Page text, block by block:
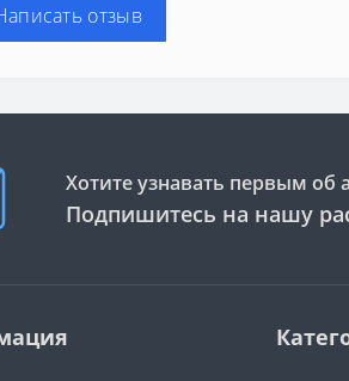
отзыв
Хотите узнавать первым об
Подпишитесь на нашу